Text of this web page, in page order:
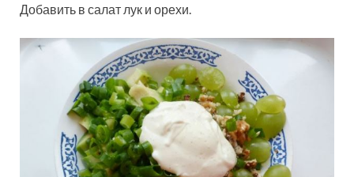
Добавить в салат лук и орехи.